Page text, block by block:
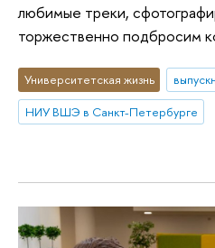
любимые треки,
торжественно подбросим
Университетская жизнь
НИУ ВШЭ в Санкт-Петербурге